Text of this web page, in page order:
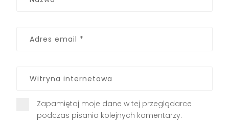
Zapamiętaj moje dane w tej przeglądarce
podczas pisania kolejnych komentarzy.